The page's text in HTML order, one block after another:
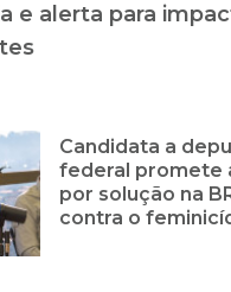
e alerta para
Candidata a
federal promete
por solução na
contra o